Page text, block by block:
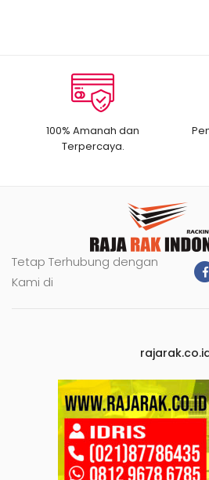
100% Amanah dan
Terpercaya.
Tetap Terhubung dengan
Kami di